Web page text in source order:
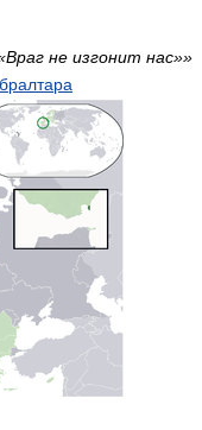
не изгонит нас»»